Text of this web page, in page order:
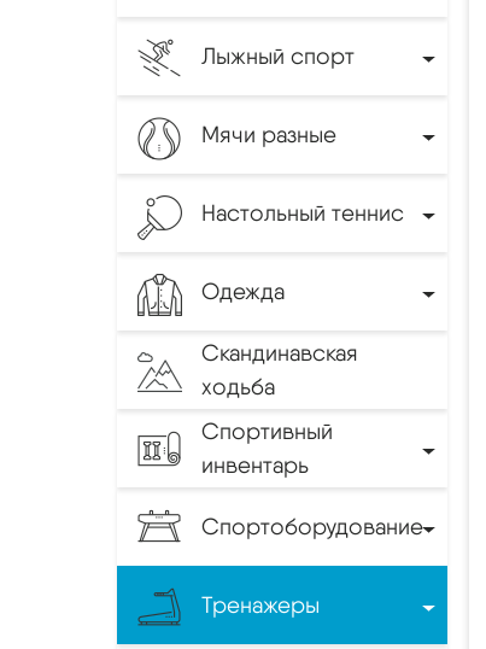
Лыжный спорт
Мячи разные
Настольный теннис
Одежда
Скандинавская
ходьба
Спортивный
инвентарь
Спортоборудование
Тренажеры